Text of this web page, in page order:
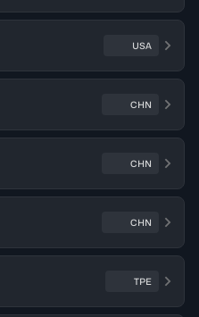
USA
CHN
CHN
CHN
TPE